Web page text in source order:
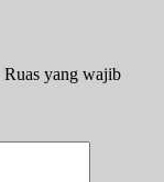
Ruas yang wajib